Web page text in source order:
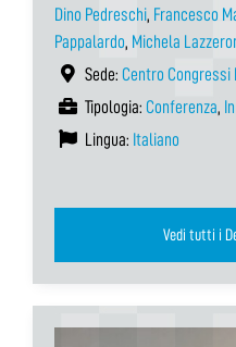
Dino Pedreschi, Francesco
Pappalardo, Michela
Sede: Centro Congressi
Tipologia: Conferenza,
Lingua: Italiano